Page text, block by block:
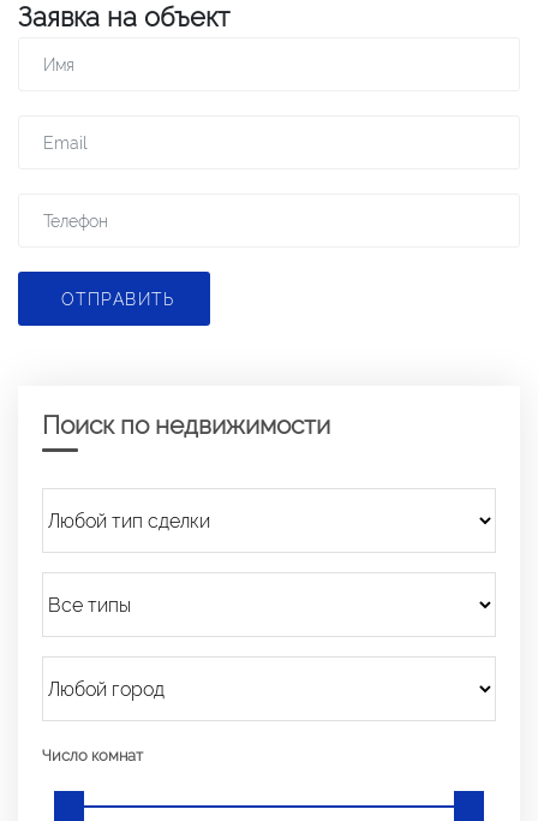
Заявка на объект
ОТПРАВИТЬ
Поиск по недвижимости
Число комнат